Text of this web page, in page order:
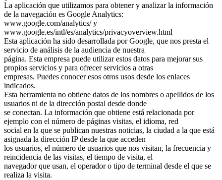
La aplicación que utilizamos para obtener y analizar la información
de la navegación es Google Analytics:
www.google.com/analytics/ y
www.google.es/intl/es/analytics/privacyoverview.html
Esta aplicación ha sido desarrollada por Google, que nos presta el
servicio de análisis de la audiencia de nuestra
página. Esta empresa puede utilizar estos datos para mejorar sus
propios servicios y para ofrecer servicios a otras
empresas. Puedes conocer esos otros usos desde los enlaces
indicados.
Esta herramienta no obtiene datos de los nombres o apellidos de los
usuarios ni de la dirección postal desde donde
se conectan. La información que obtiene está relacionada por
ejemplo con el número de páginas visitas, el idioma, red
social en la que se publican nuestras noticias, la ciudad a la que está
asignada la dirección IP desde la que acceden
los usuarios, el número de usuarios que nos visitan, la frecuencia y
reincidencia de las visitas, el tiempo de visita, el
navegador que usan, el operador o tipo de terminal desde el que se
realiza la visita.